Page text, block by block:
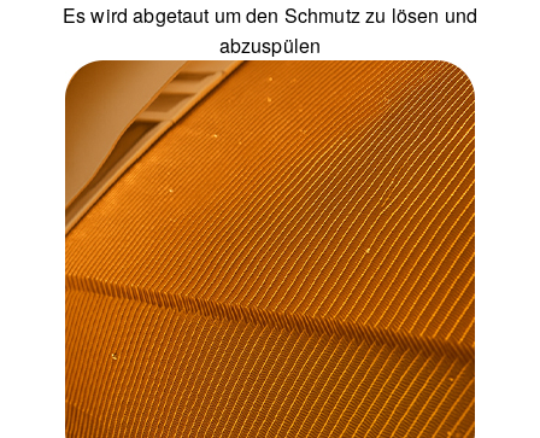
Es wird abgetaut um den Schmutz zu lösen und
abzuspülen